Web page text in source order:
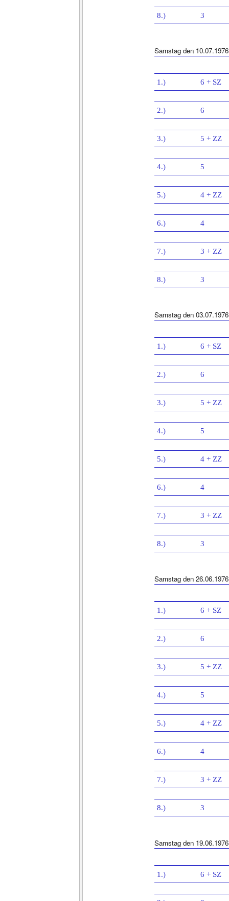
8.) 3
Samstag den 10.07.1976
1.) 6 + SZ
2.) 6
3.) 5 + ZZ
4.) 5
5.) 4 + ZZ
6.) 4
7.) 3 + ZZ
8.) 3
Samstag den 03.07.1976
1.) 6 + SZ
2.) 6
3.) 5 + ZZ
4.) 5
5.) 4 + ZZ
6.) 4
7.) 3 + ZZ
8.) 3
Samstag den 26.06.1976
1.) 6 + SZ
2.) 6
3.) 5 + ZZ
4.) 5
5.) 4 + ZZ
6.) 4
7.) 3 + ZZ
8.) 3
Samstag den 19.06.1976
1.) 6 + SZ